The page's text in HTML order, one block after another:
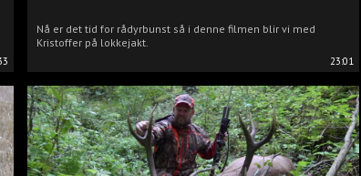
23:01
Nå er det tid for rådyrbunst så i denne filmen blir vi med
Kristoffer på lokkejakt.